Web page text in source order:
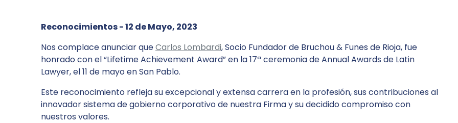
Reconocimientos - 12 de Mayo, 2023
Nos complace anunciar queCarlos Lombardi, Socio Fundador de Bruchou & Funes de Rioja, fue
honrado con el “Lifetime Achievement Award” en la 17ª ceremonia de Annual Awards de Latin
Lawyer, el 11 de mayo en San Pablo.
Este reconocimiento refleja su excepcional y extensa carrera en la profesión, sus contribuciones al
innovador sistema de gobierno corporativo de nuestra Firma y su decidido compromiso con
nuestros valores.